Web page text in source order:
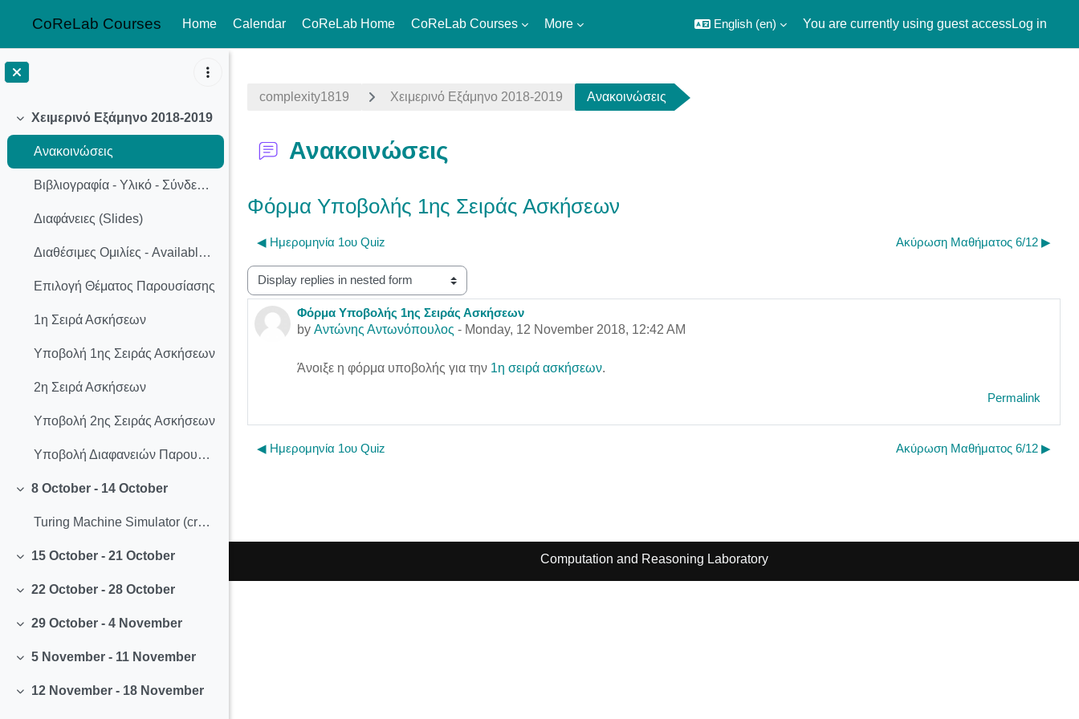
CoReLab Courses Home Calendar CoReLab Home CoReLab Courses More English ‎(en)‎ You are currently using guest accessLog in
Collapse
Χειμερινό Εξάμηνο 2018-2019
Ανακοινώσεις
Βιβλιογραφία - Υλικό - Σύνδεσμοι
Διαφάνειες (Slides)
Διαθέσιμες Ομιλίες - Available Presentation Topics
Επιλογή Θέματος Παρουσίασης
1η Σειρά Ασκήσεων
Υποβολή 1ης Σειράς Ασκήσεων
2η Σειρά Ασκήσεων
Υποβολή 2ης Σειράς Ασκήσεων
Υποβολή Διαφανειών Παρουσιάσεων
Collapse
8 October - 14 October
Turing Machine Simulator (created by Anthony Morphett)
Collapse
15 October - 21 October
Collapse
22 October - 28 October
Collapse
29 October - 4 November
Collapse
5 November - 11 November
Collapse
12 November - 18 November
complexity1819 Χειμερινό Εξάμηνο 2018-2019 Ανακοινώσεις
Ανακοινώσεις
Φόρμα Υποβολής 1ης Σειράς Ασκήσεων
◀︎ Ημερομηνία 1ου Quiz Ακύρωση Μαθήματος 6/12 ▶︎
Display mode
Φόρμα Υποβολής 1ης Σειράς Ασκήσεων
by Αντώνης Αντωνόπουλος - Monday, 12 November 2018, 12:42 AM
Number of replies: 0
Άνοιξε η φόρμα υποβολής για την 1η σειρά ασκήσεων.
Permalink
◀︎ Ημερομηνία 1ου Quiz Ακύρωση Μαθήματος 6/12 ▶︎
Computation and Reasoning Laboratory